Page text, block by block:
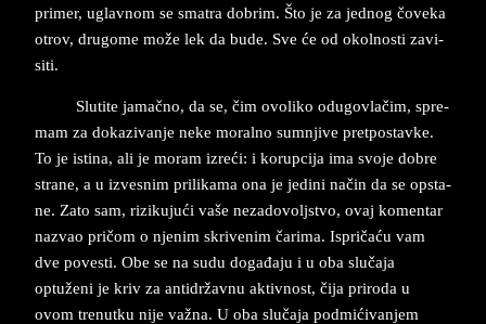
pri­mer, uglav­nom se sma­tra do­brim. Što je za jed­nog čove­ka
otrov, dru­go­me može lek da bude. Sve će od okol­no­sti za­vi­
si­ti.
Sl­u­ti­te­ ja­mačno, da se, čim ovo­li­ko odu­go­vlačim, spre­
mam za do­ka­zi­van­je neke mo­ral­no sumnji­ve pret­po­stav­ke.
To je isti­na, ali­ je mo­ram izreći: i korupcija ima svo­je do­bre
stra­ne, a u izvesnim prilika­ma ona ­je­ je­di­ni način da se op­sta­
ne. Zato sam, ri­zi­ku­jući vaše ne­za­do­voljstvo, ovaj ko­m­en­tar
nazvao pričom o nje­nim skri­ve­nim čari­ma. Is­pričaću vam
dve po­ve­sti. Obe se na sudu događa­ju i u oba slučaja
optuženi je kriv za an­ti­državnu ak­tiv­nost, čija pri­ro­da u
ovom tre­nut­ku nije važna. U oba slučaja pod­mićivan­jem